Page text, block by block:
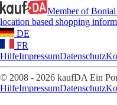
Member of
location based shopping
DE
FR
HilfeImpressumDatenschutz
© 2008 - 2026 kaufDA Ein
HilfeImpressumDatenschutz